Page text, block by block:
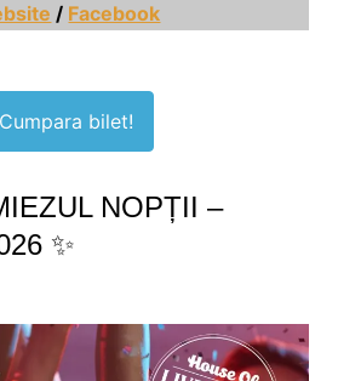
/ Facebook
Cumpara bilet!
NOPȚII –
✨